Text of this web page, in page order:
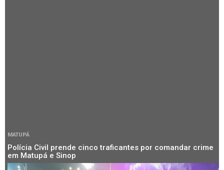
MATUPÁ
Polícia Civil prende cinco traficantes por comandar crime
em Matupá e Sinop